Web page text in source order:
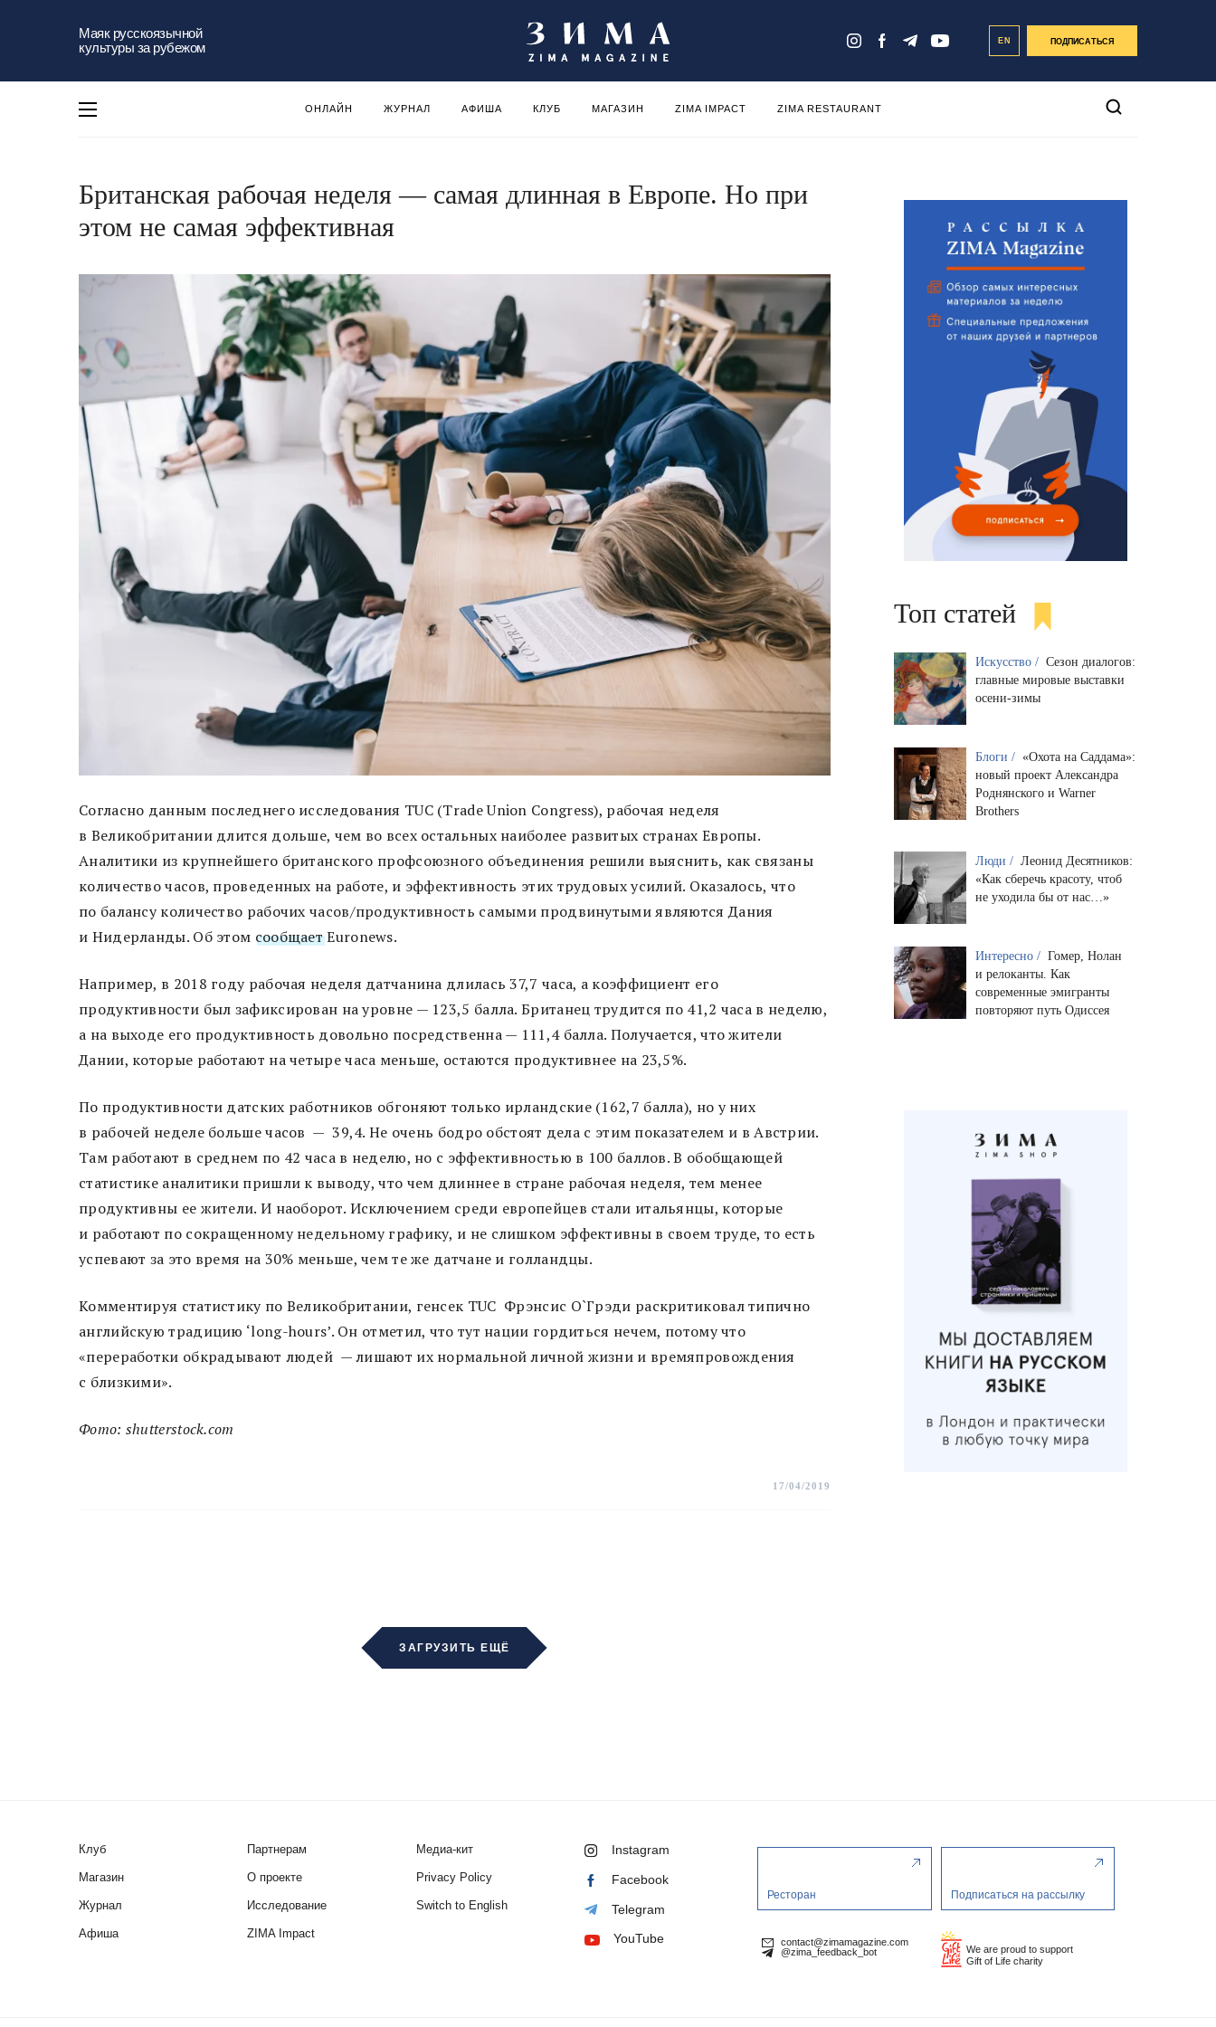
Маяк русскоязычной
культуры за рубежом
EN ПОДПИСАТЬСЯ
ОНЛАЙН ЖУРНАЛ АФИША КЛУБ МАГАЗИН ZIMA IMPACT ZIMA RESTAURANT
Британская рабочая неделя — самая длинная в Европе. Но при
этом не самая эффективная
Согласно данным последнего исследования TUC (Trade Union Congress), рабочая неделя
в Великобритании длится дольше, чем во всех остальных наиболее развитых странах Европы.
Аналитики из крупнейшего британского профсоюзного объединения решили выяснить, как связаны
количество часов, проведенных на работе, и эффективность этих трудовых усилий. Оказалось, что
по балансу количество рабочих часов/продуктивность самыми продвинутыми являются Дания
и Нидерланды. Об этом сообщаетEuronews.
Например, в 2018 году рабочая неделя датчанина длилась 37,7 часа, а коэффициент его
продуктивности был зафиксирован на уровне — 123,5 балла. Британец трудится по 41,2 часа в неделю,
а на выходе его продуктивность довольно посредственна — 111,4 балла. Получается, что жители
Дании, которые работают на четыре часа меньше, остаются продуктивнее на 23,5%.
По продуктивности датских работников обгоняют только ирландские (162,7 балла), но у них
в рабочей неделе больше часов — 39,4. Не очень бодро обстоят дела с этим показателем и в Австрии.
Там работают в среднем по 42 часа в неделю, но с эффективностью в 100 баллов. В обобщающей
статистике аналитики пришли к выводу, что чем длиннее в стране рабочая неделя, тем менее
продуктивны ее жители. И наоборот. Исключением среди европейцев стали итальянцы, которые
и работают по сокращенному недельному графику, и не слишком эффективны в своем труде, то есть
успевают за это время на 30% меньше, чем те же датчане и голландцы.
Комментируя статистику по Великобритании, генсек TUC Фрэнсис О`Грэди раскритиковал типично
английскую традицию ‘long-hours’. Он отметил, что тут нации гордиться нечем, потому что
«переработки обкрадывают людей — лишают их нормальной личной жизни и времяпровождения
с близкими».
Фото: shutterstock.com
17/04/2019
ЗАГРУЗИТЬ ЕЩЁ
Топ статей
Искусство / Сезон диалогов:
главные мировые выставки
осени-зимы
Блоги / «Охота на Саддама»:
новый проект Александра
Роднянского и Warner
Brothers
Люди / Леонид Десятников:
«Как сберечь красоту, чтоб
не уходила бы от нас…»
Интересно / Гомер, Нолан
и релоканты. Как
современные эмигранты
повторяют путь Одиссея
Клуб
Магазин
Журнал
Афиша
Партнерам
О проекте
Исследование
ZIMA Impact
Медиа-кит
Privacy Policy
Switch to English
Instagram
Facebook
Telegram
YouTube
Ресторан Подписаться на рассылку
contact@zimamagazine.com
@zima_feedback_bot
We are proud to support
Gift of Life charity